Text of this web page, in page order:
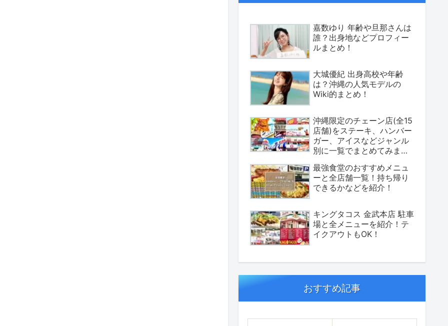
嘉数ゆり 年齢や旦那さんは
誰？出身地などプロフィー
ルまとめ！
大城優紀 出身高校や年齢
は？沖縄の人気モデルの
Wiki的まとめ！
沖縄限定のチェーン店(全15
店舗)をステーキ、ハンバー
ガー、アイスなどジャンル
別に一覧でまとめてみまし
最強食堂のおすすめメニュ
ーと全店舗一覧！持ち帰り
できるかなどを紹介！
キングタコス 金武本店 駐車
場と全メニューを紹介！テ
イクアウトもOK！
おすすめ記事